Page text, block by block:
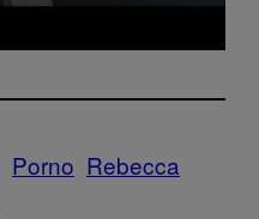
Porno Rebecca